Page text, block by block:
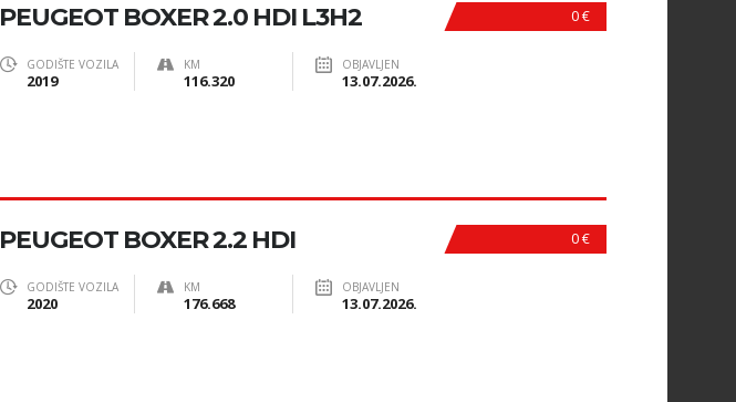
0 €
PEUGEOT BOXER 2.0 HDI L3H2
GODIŠTE VOZILA
2019
KM
116.320
OBJAVLJEN
13.07.2026.
0 €
PEUGEOT BOXER 2.2 HDI
GODIŠTE VOZILA
2020
KM
176.668
OBJAVLJEN
13.07.2026.